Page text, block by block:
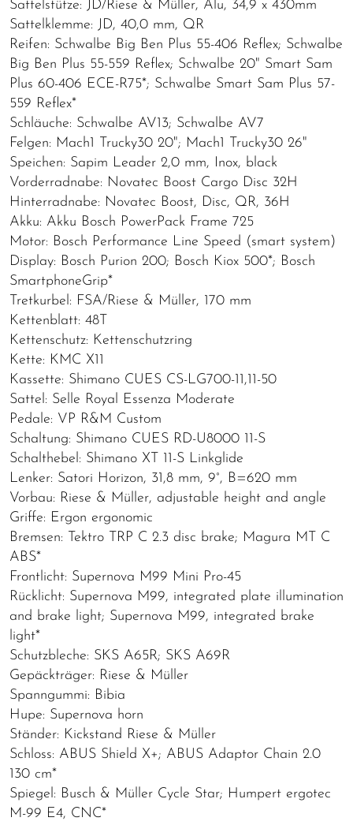
Sattelstütze: JD/Riese & Müller, Alu, 34,9 x 430mm
Sattelklemme: JD, 40,0 mm, QR
Reifen: Schwalbe Big Ben Plus 55-406 Reflex; Schwalbe
Big Ben Plus 55-559 Reflex; Schwalbe 20" Smart Sam
Plus 60-406 ECE-R75*; Schwalbe Smart Sam Plus 57-
559 Reflex*
Schläuche: Schwalbe AV13; Schwalbe AV7
Felgen: Mach1 Trucky30 20"; Mach1 Trucky30 26"
Speichen: Sapim Leader 2,0 mm, Inox, black
Vorderradnabe: Novatec Boost Cargo Disc 32H
Hinterradnabe: Novatec Boost, Disc, QR, 36H
Akku: Akku Bosch PowerPack Frame 725
Motor: Bosch Performance Line Speed (smart system)
Display: Bosch Purion 200; Bosch Kiox 500*; Bosch
SmartphoneGrip*
Tretkurbel: FSA/Riese & Müller, 170 mm
Kettenblatt: 48T
Kettenschutz: Kettenschutzring
Kette: KMC X11
Kassette: Shimano CUES CS-LG700-11,11-50
Sattel: Selle Royal Essenza Moderate
Pedale: VP R&M Custom
Schaltung: Shimano CUES RD-U8000 11-S
Schalthebel: Shimano XT 11-S Linkglide
Lenker: Satori Horizon, 31,8 mm, 9°, B=620 mm
Vorbau: Riese & Müller, adjustable height and angle
Griffe: Ergon ergonomic
Bremsen: Tektro TRP C 2.3 disc brake; Magura MT C
ABS*
Frontlicht: Supernova M99 Mini Pro-45
Rücklicht: Supernova M99, integrated plate illumination
and brake light; Supernova M99, integrated brake
light*
Schutzbleche: SKS A65R; SKS A69R
Gepäckträger: Riese & Müller
Spanngummi: Bibia
Hupe: Supernova horn
Ständer: Kickstand Riese & Müller
Schloss: ABUS Shield X+; ABUS Adaptor Chain 2.0
130 cm*
Spiegel: Busch & Müller Cycle Star; Humpert ergotec
M-99 E4, CNC*